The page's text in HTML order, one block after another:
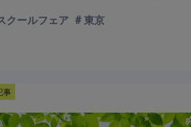
クールフェア 東京
事